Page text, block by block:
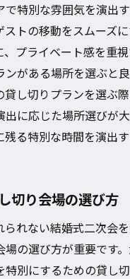
特別な雰囲気を演出す
ストの移動をスムーズ
プライベート感を重視
ンがある場所を選ぶと
貸し切りプランを選ぶ
出に応じた場所選びが
残る特別な時間を演出
切り会場の選び方
られない結婚式二次会
場の選び方が重要です
特別にするための貸し